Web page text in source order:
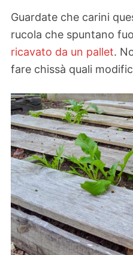
Guardate che carini
rucola che spuntano
ricavato da un pallet.
fare chissà quali